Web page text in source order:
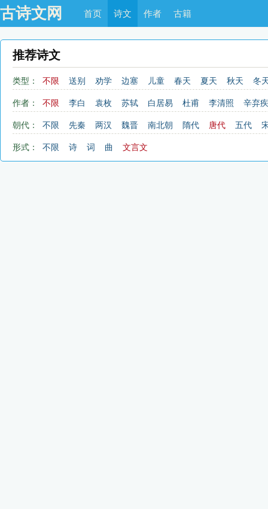
古诗文网 首页 诗文 作者 古籍
推荐诗文
类型： 不限 送别 劝学 边塞 儿童 春天 夏天 秋天
冬
思乡
咏物 爱情 田园 民歌 民谣 山水 怀古
励志
战争 荷花 题画 感恩 动物 散曲 感怀
青春
写山 论诗 游仙
作者： 不限 李白 袁枚 苏轼 白居易 杜甫 李清照
辛弃疾
陆游
陶渊明 刘禹锡 李煜 杜牧 韩愈 欧阳修
朝代： 不限 先秦 两汉 魏晋 南北朝 隋代 唐代 五代
清代
近现代
形式： 不限 诗 词 曲 文言文